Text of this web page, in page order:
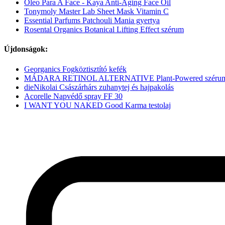
Oleo Para A Face - Kaya Anti-Aging Face Oil
Tonymoly Master Lab Sheet Mask Vitamin C
Essential Parfums Patchouli Mania gyertya
Rosental Organics Botanical Lifting Effect szérum
Újdonságok:
Georganics Fogköztisztító kefék
MÁDARA RETINOL ALTERNATIVE Plant-Powered
dieNikolai Császárhárs zuhanytej és hajpakolás
Acorelle Napvédő spray FF 30
I WANT YOU NAKED Good Karma testolaj